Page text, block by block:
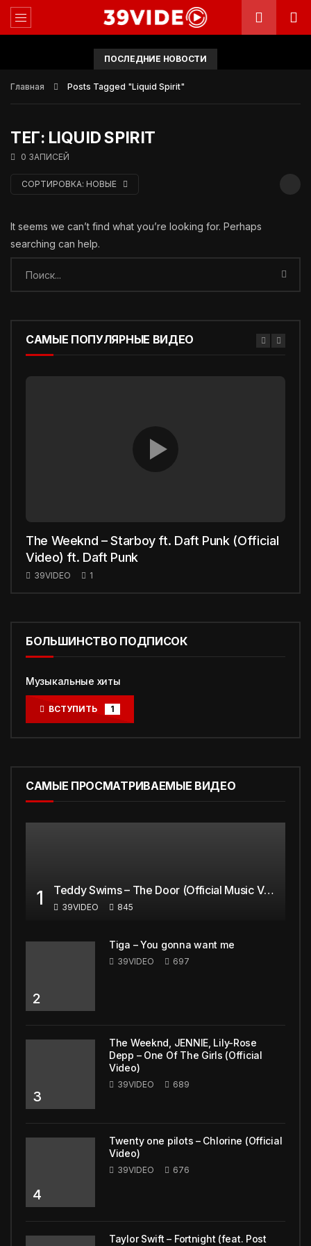
ПОСЛЕДНИЕ НОВОСТИ
Главная Posts Tagged "Liquid Spirit"
ТЕГ: LIQUID SPIRIT
0 ЗАПИСЕЙ
СОРТИРОВКА: НОВЫЕ
It seems we can’t find what you’re looking for. Perhaps
searching can help.
САМЫЕ ПОПУЛЯРНЫЕ ВИДЕО
The Weeknd – Starboy ft. Daft Punk (Official
Video) ft. Daft Punk
39VIDEO 1
БОЛЬШИНСТВО ПОДПИСОК
Музыкальные хиты
ВСТУПИТЬ 1
САМЫЕ ПРОСМАТРИВАЕМЫЕ ВИДЕО
1 Teddy Swims – The Door (Official Music Video)
39VIDEO 845
2
Tiga – You gonna want me
39VIDEO 697
3
The Weeknd, JENNIE, Lily-Rose
Depp – One Of The Girls (Official
Video)
39VIDEO 689
4
Twenty one pilots – Chlorine (Official
Video)
39VIDEO 676
Taylor Swift – Fortnight (feat. Post